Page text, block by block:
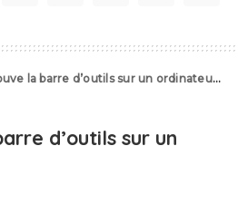
la barre d’outils sur un ordinateur ?
d’outils sur un